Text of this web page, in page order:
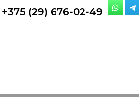
+375 (29) 676-02-49